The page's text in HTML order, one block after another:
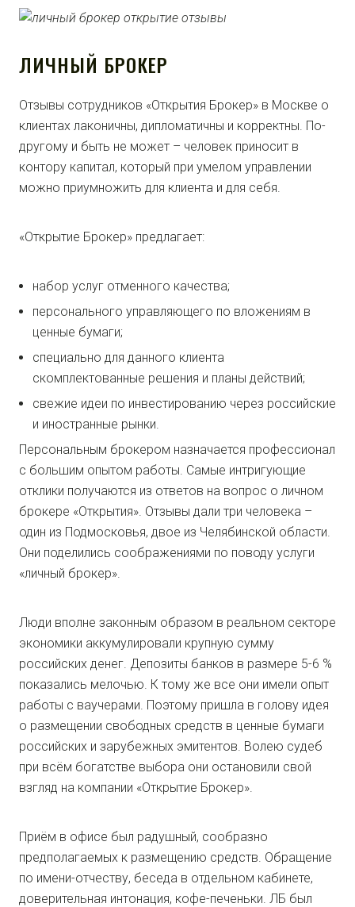
ЛИЧНЫЙ БРОКЕР
Отзывы сотрудников «Открытия Брокер» в Москве о
клиентах лаконичны, дипломатичны и корректны. По-
другому и быть не может – человек приносит в
контору капитал, который при умелом управлении
можно приумножить для клиента и для себя.
«Открытие Брокер» предлагает:
набор услуг отменного качества;
персонального управляющего по вложениям в
ценные бумаги;
специально для данного клиента
скомплектованные решения и планы действий;
свежие идеи по инвестированию через российские
и иностранные рынки.
Персональным брокером назначается профессионал
с большим опытом работы. Самые интригующие
отклики получаются из ответов на вопрос о личном
брокере «Открытия». Отзывы дали три человека –
один из Подмосковья, двое из Челябинской области.
Они поделились соображениями по поводу услуги
«личный брокер».
Люди вполне законным образом в реальном секторе
экономики аккумулировали крупную сумму
российских денег. Депозиты банков в размере 5-6 %
показались мелочью. К тому же все они имели опыт
работы с ваучерами. Поэтому пришла в голову идея
о размещении свободных средств в ценные бумаги
российских и зарубежных эмитентов. Волею судеб
при всём богатстве выбора они остановили свой
взгляд на компании «Открытие Брокер».
Приём в офисе был радушный, сообразно
предполагаемых к размещению средств. Обращение
по имени-отчеству, беседа в отдельном кабинете,
доверительная интонация, кофе-печеньки. ЛБ был